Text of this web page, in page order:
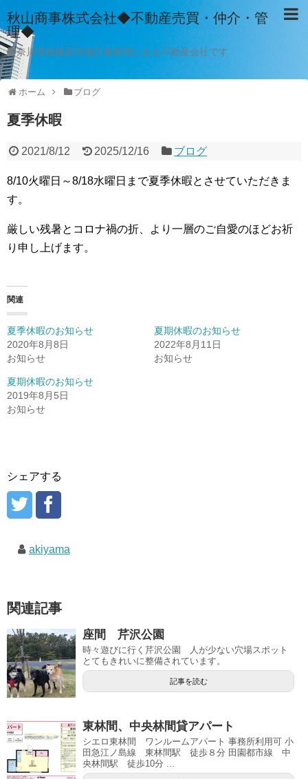
秋山商事株式会社◆不動産売買・仲介・管
理◆
神奈川県相模原市南区東林間にある不動産会社です
ホーム ブログ
夏季休暇
2021/8/12 2025/12/16 ブログ
8/10火曜日～8/18水曜日まで夏季休暇とさせていただきま
す。
厳しい残暑とコロナ禍の折、より一層のご自愛のほどお祈
り申し上げます。
関連
夏季休暇のお知らせ
2020年8月8日
お知らせ
夏期休暇のお知らせ
2022年8月11日
お知らせ
夏期休暇のお知らせ
2019年8月5日
お知らせ
シェアする
akiyama
関連記事
座間 芹沢公園
時々遊びに行く芹沢公園 人が少ない穴場スポット
とてもきれいに整備されています。
記事を読む
東林間、中央林間貸アパート
シエロ東林間 ワンルームアパート 事務所利用可 小
田急江ノ島線 東林間駅 徒歩８分 田園都市線 中
央林間駅 徒歩10分 ...